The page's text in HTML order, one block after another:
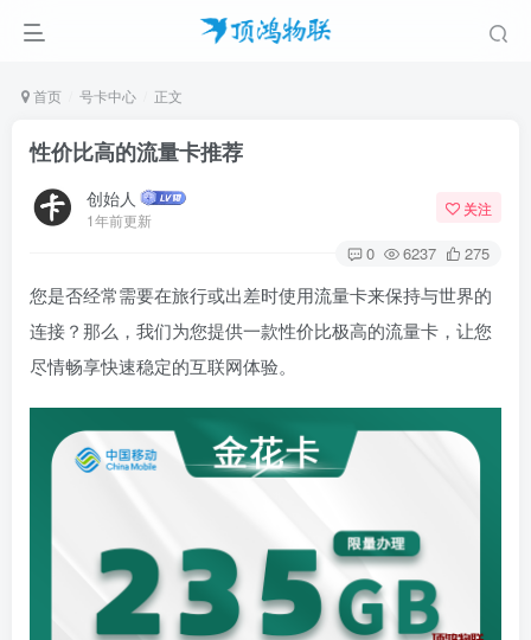
首页 号卡中心 正文
性价比高的流量卡推荐
创始人
1年前更新
关注
0 6237 275
您是否经常需要在旅行或出差时使用流量卡来保持与世界的
连接？那么，我们为您提供一款性价比极高的流量卡，让您
尽情畅享快速稳定的互联网体验。